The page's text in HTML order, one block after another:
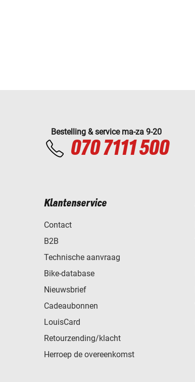
Bestelling & service ma-za 9-20
070 7111 500
Klantenservice
Contact
B2B
Technische aanvraag
Bike-database
Nieuwsbrief
Cadeaubonnen
LouisCard
Retourzending/klacht
Herroep de overeenkomst